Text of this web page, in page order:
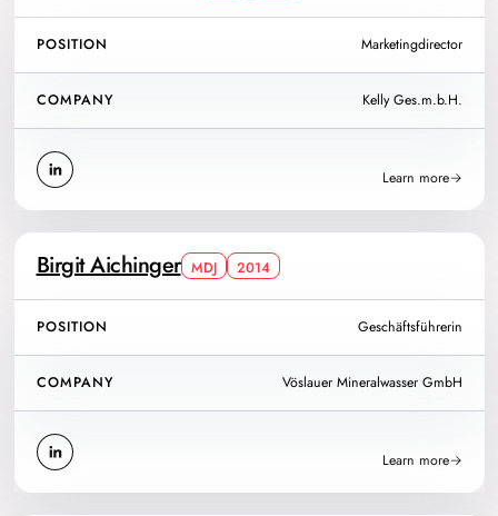
POSITION Marketingdirector
COMPANY Kelly Ges.m.b.H.
Learn more
Birgit Aichinger MDJ 2014
POSITION Geschäftsführerin
COMPANY Vöslauer Mineralwasser GmbH
Learn more